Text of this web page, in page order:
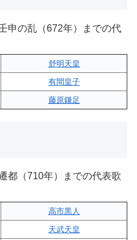
申の乱（672年）までの代
舒明天皇
有間皇子
藤原鎌足
都（710年）までの代表歌
高市黒人
天武天皇